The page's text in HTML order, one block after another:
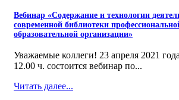
Вебинар «Содержание и технологии
современной библиотеки
образовательной организации»
Уважаемые коллеги! 23 апреля 2021
12.00 ч. состоится вебинар по...
Читать далее...